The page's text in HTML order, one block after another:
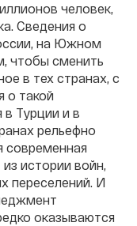
человек,
Сведения о
на Южном
чтобы сменить
в тех странах, с
о такой
Турции и в
рельефно
современная
истории войн,
переселений. И
оказываются